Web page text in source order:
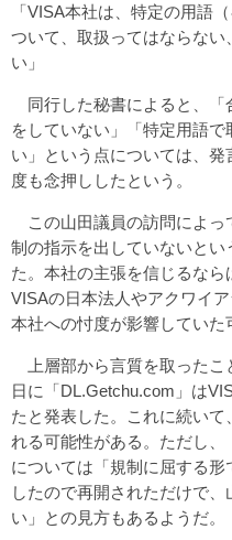
「VISA本社は、特定の用語
ついて、取扱ってはならな
い」
同行した秘書によると、「
をしていない」「特定用語
い」という点については、
度も念押ししたという。
この山田議員の訪問によっ
制の指示を出していないと
た。本社の主張を信じるな
VISAの日本法人やアクワイ
本社への忖度が影響していた
上層部から言質を取ったこ
日に「DL.Getchu.com」は
たと発表した。これに続い
れる可能性がある。ただし
については「規制に屈する
したので再開されただけで
い」との見方もあるようだ。